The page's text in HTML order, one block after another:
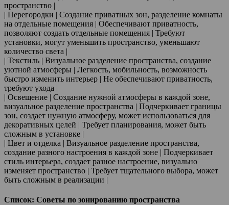
пространство |
| Перегородки | Создание приватных зон, разделение комнаты
на отдельные помещения | Обеспечивают приватность,
позволяют создать отдельные помещения | Требуют
установки, могут уменьшить пространство, уменьшают
количество света |
| Текстиль | Визуальное разделение пространства, создание
уютной атмосферы | Легкость, мобильность, возможность
быстро изменить интерьер | Не обеспечивают приватность,
требуют ухода |
| Освещение | Создание нужной атмосферы в каждой зоне,
визуальное разделение пространства | Подчеркивает границы
зон, создает нужную атмосферу, может использоваться для
декоративных целей | Требует планирования, может быть
сложным в установке |
| Цвет и отделка | Визуальное разделение пространства,
создание разного настроения в каждой зоне | Подчеркивает
стиль интерьера, создает разное настроение, визуально
изменяет пространство | Требует тщательного выбора, может
быть сложным в реализации |
Список: Советы по зонированию пространства